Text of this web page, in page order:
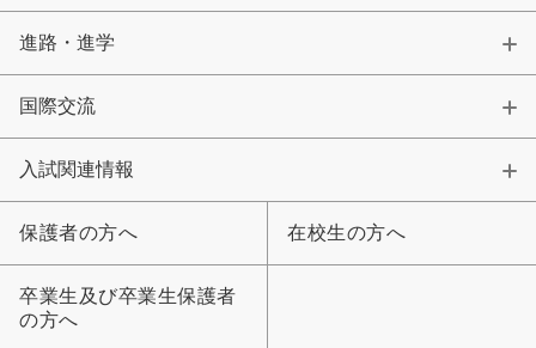
進路・進学
国際交流
入試関連情報
保護者の方へ 在校生の方へ
卒業生及び卒業生保護者
の方へ